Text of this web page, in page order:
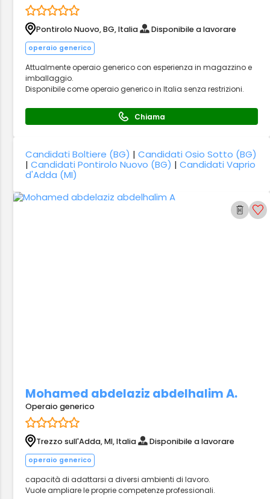
Pontirolo Nuovo, BG, Italia Disponibile a lavorare
operaio generico
Attualmente operaio generico con esperienza in magazzino e
imballaggio.
Disponibile come operaio generico in Italia senza restrizioni.
Chiama
Candidati Boltiere (BG) |Candidati Osio Sotto (BG)
|Candidati Pontirolo Nuovo (BG) |Candidati Vaprio
d'Adda (MI)
Mohamed abdelaziz abdelhalim A.
Operaio generico
Trezzo sull'Adda, MI, Italia Disponibile a lavorare
operaio generico
capacità di adattarsi a diversi ambienti di lavoro.
Vuole ampliare le proprie competenze professionali.